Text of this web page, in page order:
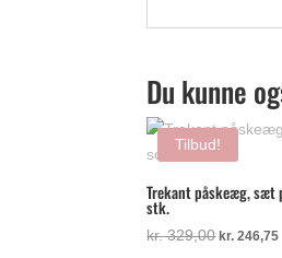
Du kunne
Tilbud!
Trekant påskeæg, sæt
stk.
kr.329,00Den
kr. 246,75